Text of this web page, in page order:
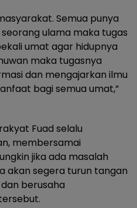
Semua punya
ulama maka tugas
umat agar hidupnya
maka tugasnya
dan mengajarkan ilmu
bagi semua umat,”
Fuad selalu
membersamai
jika ada masalah
akan segera turun tangan
berusaha